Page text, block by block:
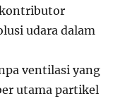
udara dalam
ventilasi yang
utama partikel